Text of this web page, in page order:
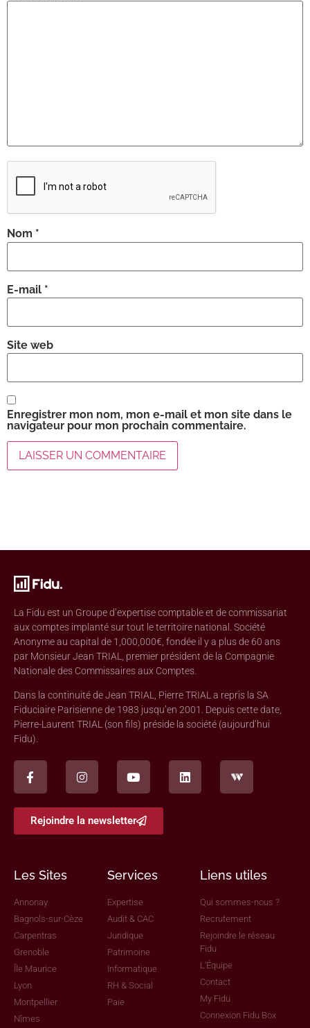
Nom *
E-mail *
Site web
Enregistrer mon nom, mon e-mail et mon site dans le
navigateur pour mon prochain commentaire.
La Fidu est un Groupe d’expertise comptable et de commissariat
aux comptes implanté sur tout le territoire national. Société
Anonyme au capital de 1,000,000€, fondée il y a plus de 60 ans
par Monsieur Jean TRIAL, premier président de la Compagnie
Nationale des Commissaires aux Comptes.
Dans la continuité de Jean TRIAL, Pierre TRIAL a repris la SA
Fiduciaire Parisienne de 1983 jusqu’en 2001. Depuis cette date,
Pierre-Laurent TRIAL (son fils) préside la société (aujourd’hui
Fidu).
Rejoindre la newsletter
Les Sites
Annonay
Bagnols-sur-Cèze
Carpentras
Grenoble
Île Maurice
Lyon
Montpellier
Nîmes
Services
Expertise
Audit & CAC
Juridique
Patrimoine
Informatique
RH & Social
Paie
Liens utiles
Qui sommes-nous ?
Recrutement
Rejoindre le réseau
Fidu
L'Équipe
Contact
My Fidu
Connexion Fidu Box